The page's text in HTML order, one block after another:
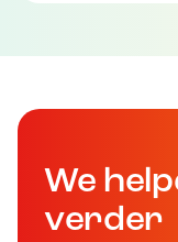
We
verder